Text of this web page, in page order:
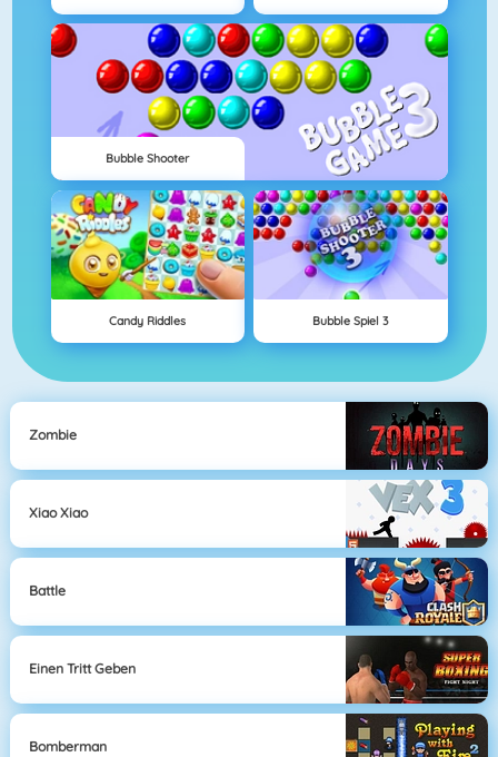
Bubble Shooter
Candy Riddles Bubble Spiel 3
Zombie
Xiao Xiao
Battle
Einen Tritt Geben
Bomberman